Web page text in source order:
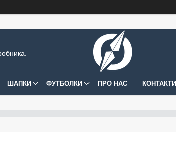
ШАПКИ ФУТБОЛКИ ПРО НАС КОНТАКТИ